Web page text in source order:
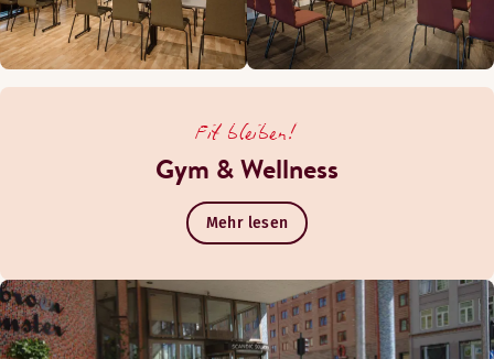
Fit bleiben!
Gym & Wellness
Mehr lesen